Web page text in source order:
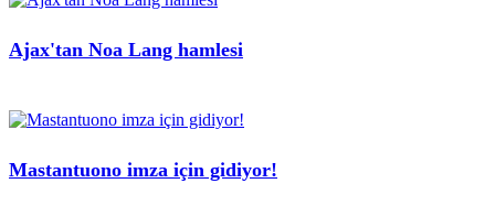
Ajax'tan Noa Lang hamlesi
Mastantuono imza için gidiyor!